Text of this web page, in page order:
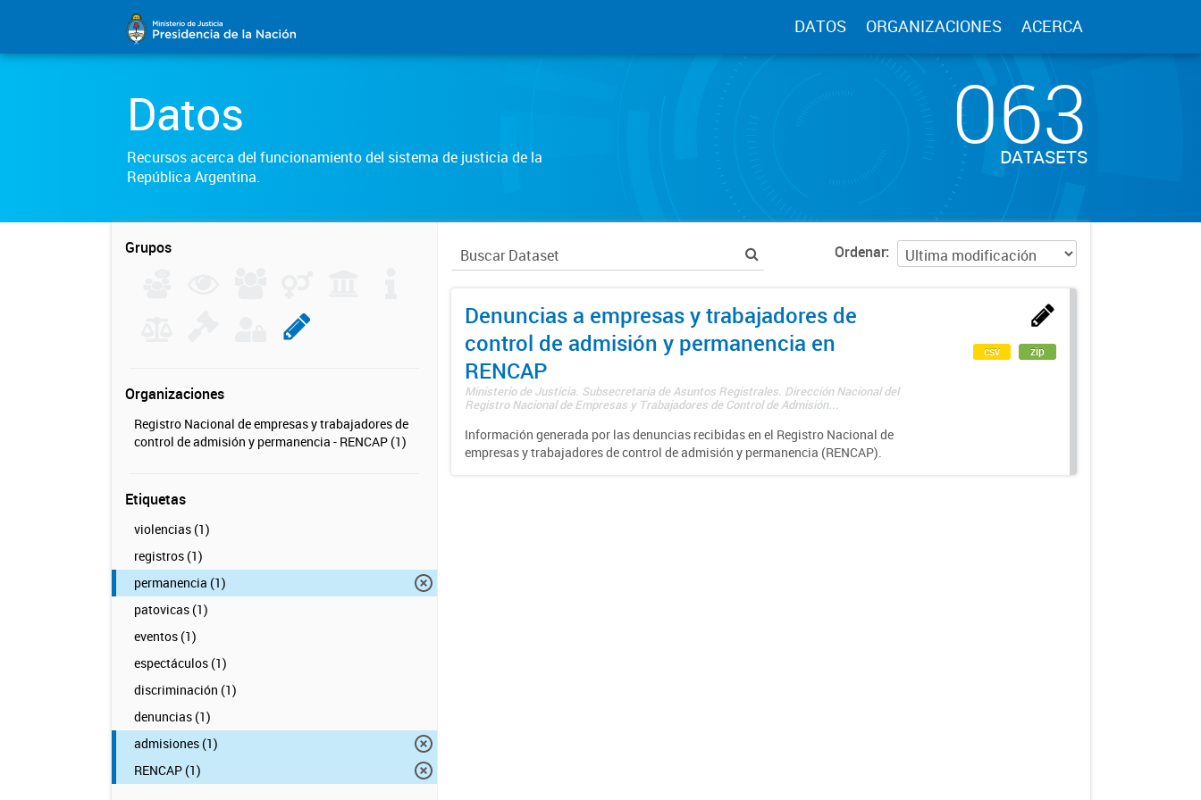
DATOS ORGANIZACIONES ACERCA
Datos
Recursos acerca del funcionamiento del sistema de justicia de la
República Argentina.
063
DATASETS
Grupos
Organizaciones
Registro Nacional de empresas y trabajadores de
control de admisión y permanencia - RENCAP (1)
Etiquetas
violencias (1)
registros (1)
permanencia (1)
patovicas (1)
eventos (1)
espectáculos (1)
discriminación (1)
denuncias (1)
admisiones (1)
RENCAP (1)
Ordenar
Denuncias a empresas y trabajadores de
control de admisión y permanencia en
RENCAP
Ministerio de Justicia. Subsecretaría de Asuntos Registrales. Dirección Nacional del
Registro Nacional de Empresas y Trabajadores de Control de Admisión...
Información generada por las denuncias recibidas en el Registro Nacional de
empresas y trabajadores de control de admisión y permanencia (RENCAP).
csv zip